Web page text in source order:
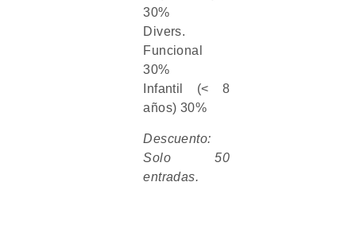
30%
Divers.
Funcional
30%
Infantil (< 8
años) 30%
Descuento:
Solo 50
entradas.